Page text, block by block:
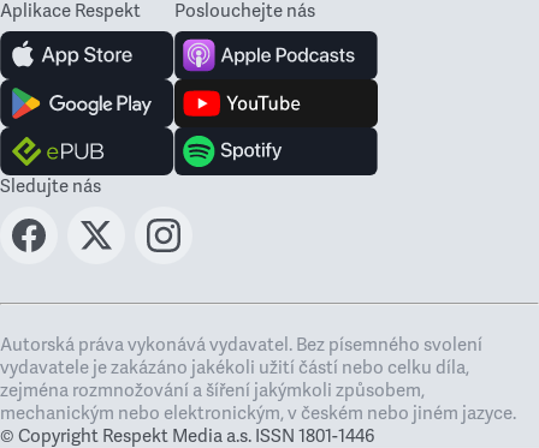
Aplikace Respekt Poslouchejte nás
Sledujte nás
Autorská práva vykonává vydavatel. Bez písemného svolení
vydavatele je zakázáno jakékoli užití částí nebo celku díla,
zejména rozmnožování a šíření jakýmkoli způsobem,
mechanickým nebo elektronickým, v českém nebo jiném jazyce.
© Copyright Respekt Media a.s. ISSN 1801-1446